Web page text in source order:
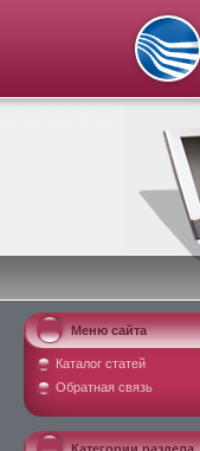
Меню сайта
Каталог статей
Обратная связь